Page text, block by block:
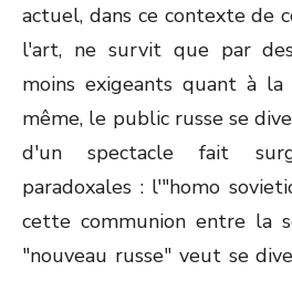
actuel, dans ce contexte de
l'art, ne survit que par
moins exigeants quant à la
même, le public russe se
d'un spectacle fait
paradoxales : l'"homo
cette communion entre la
"nouveau russe" veut se